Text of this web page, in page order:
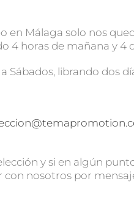
en Málaga solo nos
4 horas de mañana y 4
Sábados, librando dos
y si en algún
nosotros por